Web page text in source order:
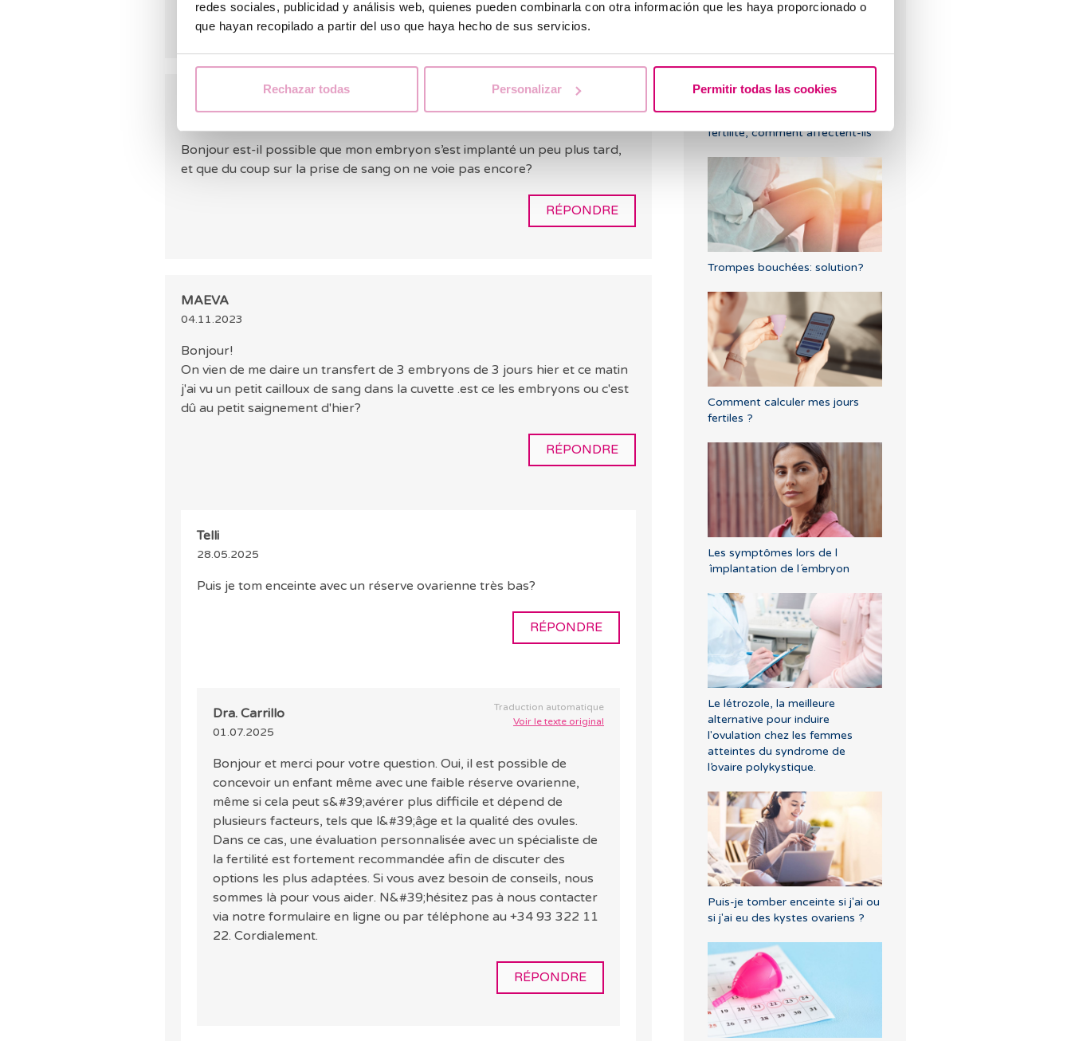
redes sociales, publicidad y análisis web, quienes pueden combinarla con otra información que les haya proporcionado o
que hayan recopilado a partir del uso que haya hecho de sus servicios.
Rechazar todas Personalizar Permitir todas las cookies
RÉPONDRE
Bonjour est-il possible que mon embryon s’est implanté un peu plus tard,
et que du coup sur la prise de sang on ne voie pas encore?
RÉPONDRE
MAEVA
04.11.2023
Bonjour!
On vien de me daire un transfert de 3 embryons de 3 jours hier et ce matin
j'ai vu un petit cailloux de sang dans la cuvette .est ce les embryons ou c'est
dû au petit saignement d'hier?
RÉPONDRE
Telli
28.05.2025
Puis je tom enceinte avec un réserve ovarienne très bas?
RÉPONDRE
Traduction automatique
Voir le texte original
Dra. Carrillo
01.07.2025
Bonjour et merci pour votre question. Oui, il est possible de
concevoir un enfant même avec une faible réserve ovarienne,
même si cela peut s&#39;avérer plus difficile et dépend de
plusieurs facteurs, tels que l&#39;âge et la qualité des ovules.
Dans ce cas, une évaluation personnalisée avec un spécialiste de
la fertilité est fortement recommandée afin de discuter des
options les plus adaptées. Si vous avez besoin de conseils, nous
sommes là pour vous aider. N&#39;hésitez pas à nous contacter
via notre formulaire en ligne ou par téléphone au +34 93 322 11
22. Cordialement.
RÉPONDRE
Problèmes de thyroïde et
fertilité, comment affectent-ils
Trompes bouchées: solution?
Comment calculer mes jours
fertiles ?
Les symptômes lors de l
´implantation de l´embryon
Le létrozole, la meilleure
alternative pour induire
l'ovulation chez les femmes
atteintes du syndrome de
l’ovaire polykystique.
Puis-je tomber enceinte si j'ai ou
si j'ai eu des kystes ovariens ?